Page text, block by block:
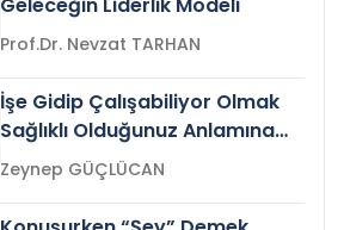
Prof.Dr. Nevzat TARHAN
İşe Gidip Çalışabiliyor Olmak
Sağlıklı Olduğunuz Anlamına
Gelir mi?Zeynep GÜÇLÜCAN